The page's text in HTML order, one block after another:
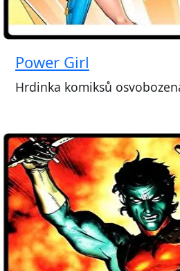
Power Girl
Hrdinka komiksů